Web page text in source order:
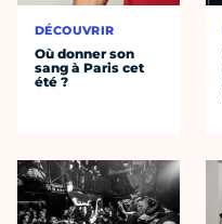
DÉCOUVRIR
Où donner son
sang à Paris cet
été ?